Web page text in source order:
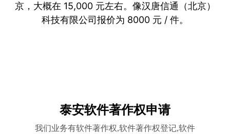
京，大概在 15,000 元左右。像汉唐信通（北京）
科技有限公司报价为 8000 元 / 件。
泰安软件著作权申请
我们业务有软件著作权,软件著作权登记,软件